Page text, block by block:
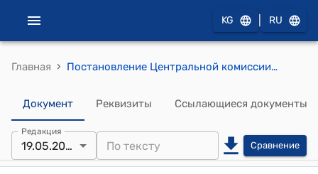
KG RU
Главная › Постановление Центральной комиссии по выборам и проведению референдумов КР от 19 мая 2025 года № 27 "Об утверждении решений Узгенской, Ноокатской и Манасской территориальных избирательных комиссий о досрочном прекращении полномочий некоторых депутатов местных кенешей, исключении зарегистрированного кандидата из списка кандидатов в депутаты и о передаче вакантных мандатов кандидатам в депутаты местных кенешей Кыргызской Республики"
Документ Реквизиты Ссылающиеся документы
Редакция
19.05.2025 Сравнение